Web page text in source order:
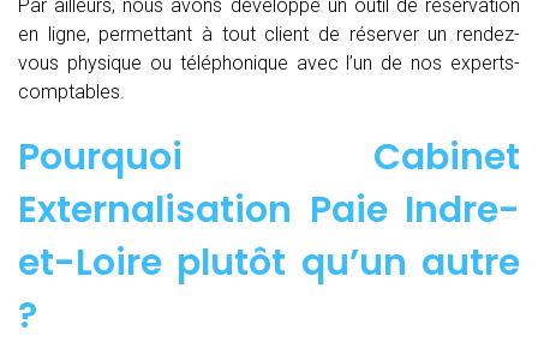
Par ailleurs, nous avons développé un outil de réservation
en ligne, permettant à tout client de réserver un rendez-
vous physique ou téléphonique avec l’un de nos experts-
comptables.
Pourquoi Cabinet
Externalisation Paie Indre-
et-Loire plutôt qu’un autre
?